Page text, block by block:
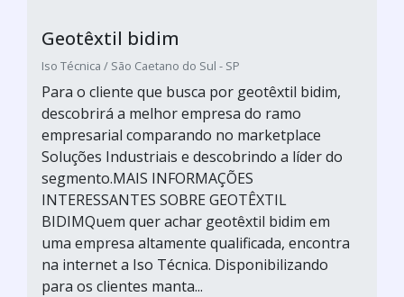
Geotêxtil bidim
Iso Técnica / São Caetano do Sul - SP
Para o cliente que busca por geotêxtil bidim,
descobrirá a melhor empresa do ramo
empresarial comparando no marketplace
Soluções Industriais e descobrindo a líder do
segmento.MAIS INFORMAÇÕES
INTERESSANTES SOBRE GEOTÊXTIL
BIDIMQuem quer achar geotêxtil bidim em
uma empresa altamente qualificada, encontra
na internet a Iso Técnica. Disponibilizando
para os clientes manta...